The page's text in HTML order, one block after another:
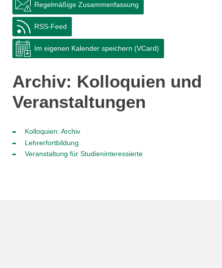
Regelmäßige Zusammenfassung
RSS-Feed
Im eigenen Kalender speichern (VCard)
Archiv: Kolloquien und
Veranstaltungen
Kolloquien: Archiv
Lehrerfortbildung
Veranstaltung für Studieninteressierte